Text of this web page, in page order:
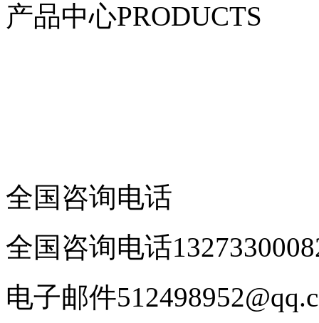
产品中心PRODUCTS
全国咨询电话
全国咨询电话
电子邮件